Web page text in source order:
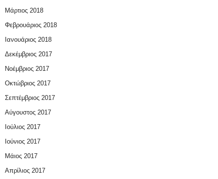
Μάρτιος 2018
Φεβρουάριος 2018
Ιανουάριος 2018
Δεκέμβριος 2017
Νοέμβριος 2017
Οκτώβριος 2017
Σεπτέμβριος 2017
Αύγουστος 2017
Ιούλιος 2017
Ιούνιος 2017
Μάιος 2017
Απρίλιος 2017